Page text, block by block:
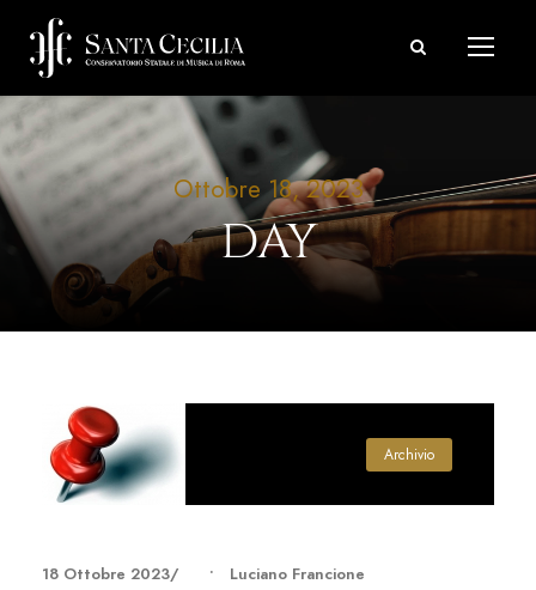
Ottobre 18, 2023
DAY
Archivio
18 Ottobre 2023 • Luciano Francione